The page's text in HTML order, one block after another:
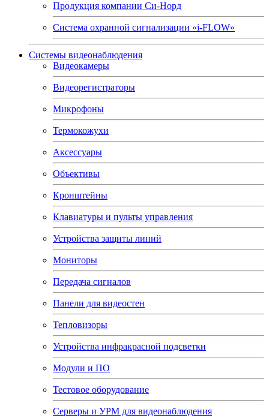
Продукция компании Си-Норд
Система охранной сигнализации «i-FLOW»
Системы видеонаблюдения
Видеокамеры
Видеорегистраторы
Микрофоны
Термокожухи
Аксессуары
Объективы
Кронштейны
Клавиатуры и пульты управления
Устройства защиты линий
Мониторы
Передача сигналов
Панели для видеостен
Тепловизоры
Устройства инфракрасной подсветки
Модули и ПО
Тестовое оборудование
Серверы и УРМ для видеонаблюдения